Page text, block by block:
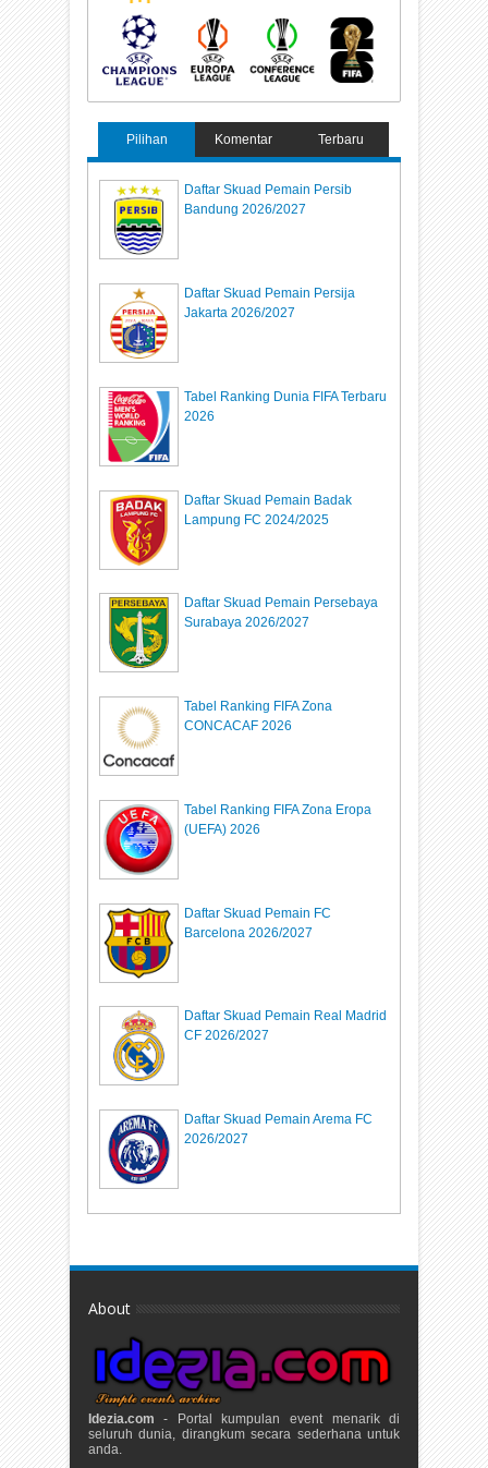
Pilihan Komentar Terbaru
Daftar Skuad Pemain Persib
Bandung 2026/2027
Daftar Skuad Pemain Persija
Jakarta 2026/2027
Tabel Ranking Dunia FIFA Terbaru
2026
Daftar Skuad Pemain Badak
Lampung FC 2024/2025
Daftar Skuad Pemain Persebaya
Surabaya 2026/2027
Tabel Ranking FIFA Zona
CONCACAF 2026
Tabel Ranking FIFA Zona Eropa
(UEFA) 2026
Daftar Skuad Pemain FC
Barcelona 2026/2027
Daftar Skuad Pemain Real Madrid
CF 2026/2027
Daftar Skuad Pemain Arema FC
2026/2027
About
Idezia.com - Portal kumpulan event menarik di
seluruh dunia, dirangkum secara sederhana untuk
anda.